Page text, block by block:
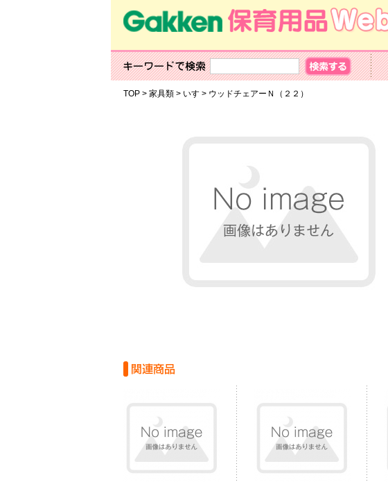
TOP> 家具類> いす> ウッドチェアーＮ（２２）